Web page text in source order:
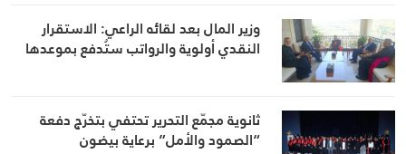
وزير المال بعد لقائه الراعي: الاستقرار
النقدي أولوية والرواتب ستُدفع بموعدها
ثانوية مجمّع التحرير تحتفي بتخرّج دفعة
“الصمود والأمل” برعاية بيضون